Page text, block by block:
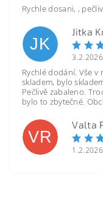
Rychle dosani, ,
JK
Jitka
3.2.2026
Rychlé dodání. Vše
skladem, bylo
Pečlivě zabaleno.
bylo to zbytečné.
VR
Valta
1.2.2026